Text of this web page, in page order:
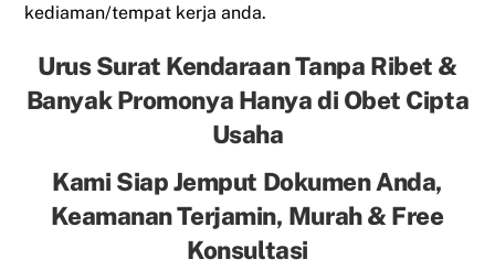
kediaman/tempat kerja anda.
Urus Surat Kendaraan Tanpa Ribet &
Banyak Promonya Hanya di Obet Cipta
Usaha
Kami Siap Jemput Dokumen Anda,
Keamanan Terjamin, Murah & Free
Konsultasi